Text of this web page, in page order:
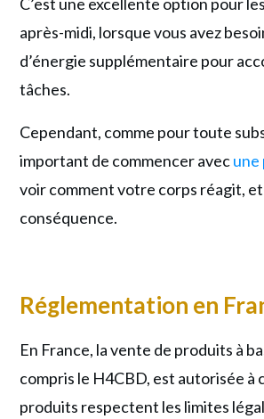
après-midi, lorsque vous avez
d’énergie supplémentaire pour
tâches.
Cependant, comme pour toute
important de commencer avecune
voir comment votre corps réagit, et
conséquence.
Réglementation en
En France, la vente de produits à
compris le H4CBD, est autorisée à
produits respectent les limites